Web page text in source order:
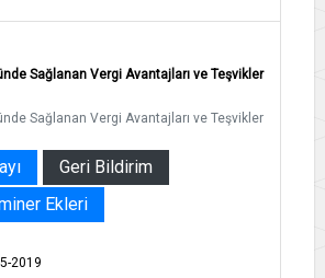
Sağlanan Vergi Avantajları ve Teşvikler​​​
Sağlanan Vergi Avantajları ve Teşvikler​​​
Geri Bildirim
Ekleri
2019